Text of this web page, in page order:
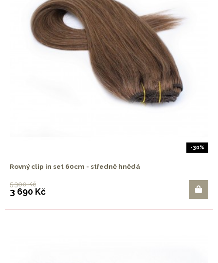
-30%
Rovný clip in set 60cm - středně hnědá
5 300 Kč
3 690 Kč